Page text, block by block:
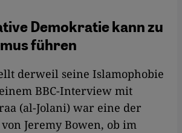
Demokratie kann zu
führen
derweil seine Islamophobie
BBC-Interview mit
(al-Jolani) war eine der
Jeremy Bowen, ob im